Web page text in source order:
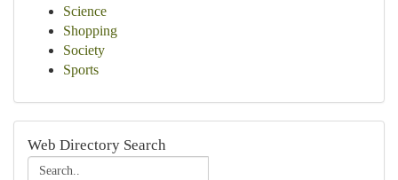
Science
Shopping
Society
Sports
Web Directory Search